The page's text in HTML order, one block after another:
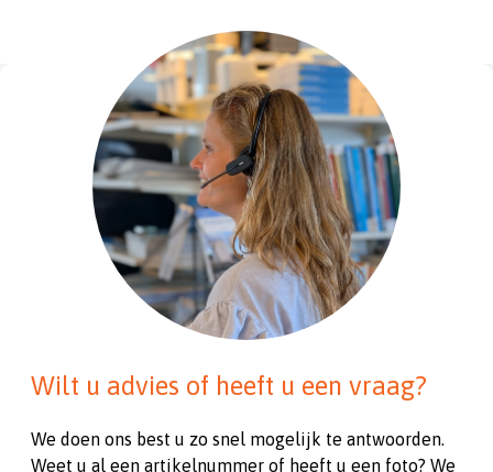
Wilt u advies of heeft u een vraag?
We doen ons best u zo snel mogelijk te antwoorden.
Weet u al een artikelnummer of heeft u een foto? We